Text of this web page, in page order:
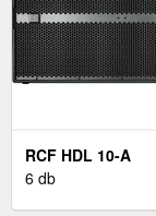
RCF HDL 10-A
6 db